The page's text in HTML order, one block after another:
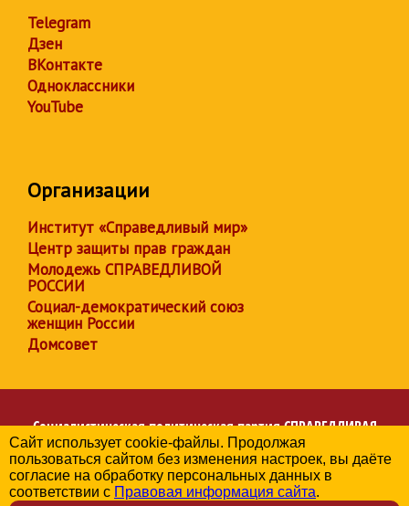
Telegram
Дзен
ВКонтакте
Одноклассники
YouTube
Организации
Институт «Справедливый мир»
Центр защиты прав граждан
Молодежь СПРАВЕДЛИВОЙ
РОССИИ
Социал-демократический союз
женщин России
Домсовет
Социалистическая политическая партияСПРАВЕДЛИВАЯ
РОССИЯ
Региональное отделение партии в Брянской области
© 2006-2026
Сайт использует cookie-файлы. Продолжая
пользоваться сайтом без изменения настроек, вы даёте
согласие на обработку персональных данных в
соответствии с Правовая информация сайта.